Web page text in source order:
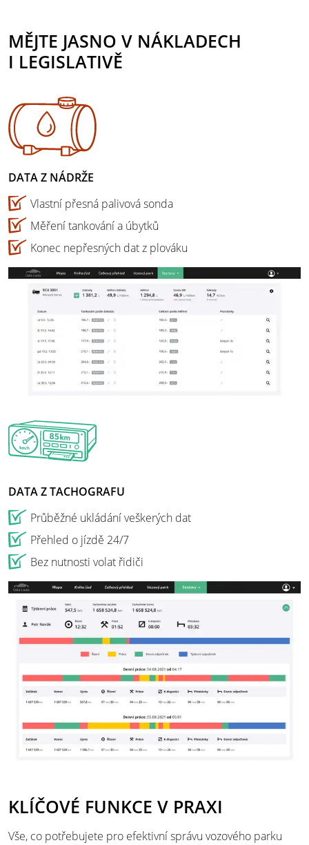
MĚJTE JASNO V NÁKLADECH
I LEGISLATIVĚ
DATA Z NÁDRŽE
Vlastní přesná palivová sonda
Měření tankování a úbytků
Konec nepřesných dat z plováku
DATA Z TACHOGRAFU
Průběžné ukládání veškerých dat
Přehled o jízdě 24/7
Bez nutnosti volat řidiči
KLÍČOVÉ FUNKCE V PRAXI
Vše, co potřebujete pro efektivní správu vozového parku